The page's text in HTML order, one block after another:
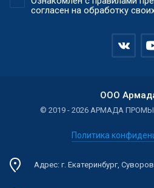
согласен на обработку
ООО
© 2019 - 2026 АРМАДА
Политика
Адрес: г. Екатеринбург,